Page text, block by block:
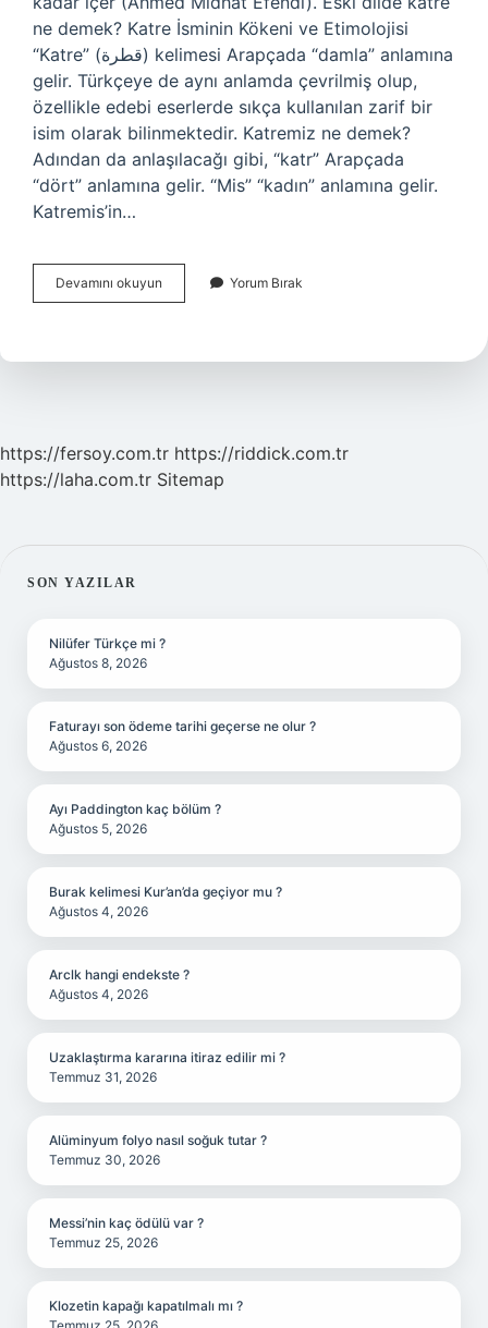
ne demek? Katre İsminin Kökeni ve Etimolojisi
“Katre” (قطرة) kelimesi Arapçada “damla” anlamına
gelir. Türkçeye de aynı anlamda çevrilmiş olup,
özellikle edebi eserlerde sıkça kullanılan zarif bir
isim olarak bilinmektedir. Katremiz ne demek?
Adından da anlaşılacağı gibi, “katr” Arapçada
“dört” anlamına gelir. “Mis” “kadın” anlamına gelir.
Katremis’in…
Devamını okuyun
Ne
Yorum Bırak
https://fersoy.com.tr https://riddick.com.tr
https://laha.com.tr Sitemap
SIDEBAR
SON YAZILAR
Nilüfer Türkçe mi ?
Ağustos 8, 2026
Faturayı son ödeme tarihi geçerse ne olur ?
Ağustos 6, 2026
Ayı Paddington kaç bölüm ?
Ağustos 5, 2026
Burak kelimesi Kur’an’da geçiyor mu ?
Ağustos 4, 2026
Arclk hangi endekste ?
Ağustos 4, 2026
Uzaklaştırma kararına itiraz edilir mi ?
Temmuz 31, 2026
Alüminyum folyo nasıl soğuk tutar ?
Temmuz 30, 2026
Messi’nin kaç ödülü var ?
Temmuz 25, 2026
Klozetin kapağı kapatılmalı mı ?